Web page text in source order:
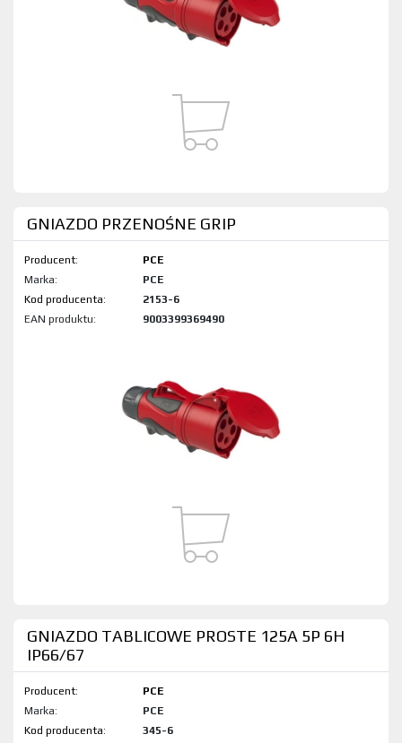
GNIAZDO PRZENOŚNE GRIP
Producent:
PCE
Marka:
PCE
Kod produktu:
2153-6
EAN produktu:
9003399369490
GNIAZDO TABLICOWE PROSTE 125A 5P 6H
IP66/67
Producent:
PCE
Marka:
PCE
Kod produktu:
345-6